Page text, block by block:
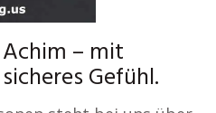
– mit
Gefühl.